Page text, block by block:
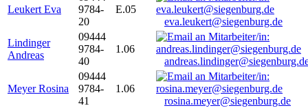
Leukert Eva
9784-
20
E.05
eva.leukert@siegenburg.de
Lindinger
Andreas
09444
9784-
40
1.06
Meyer Rosina
09444
9784-
41
1.06
rosina.meyer@siegenburg.de